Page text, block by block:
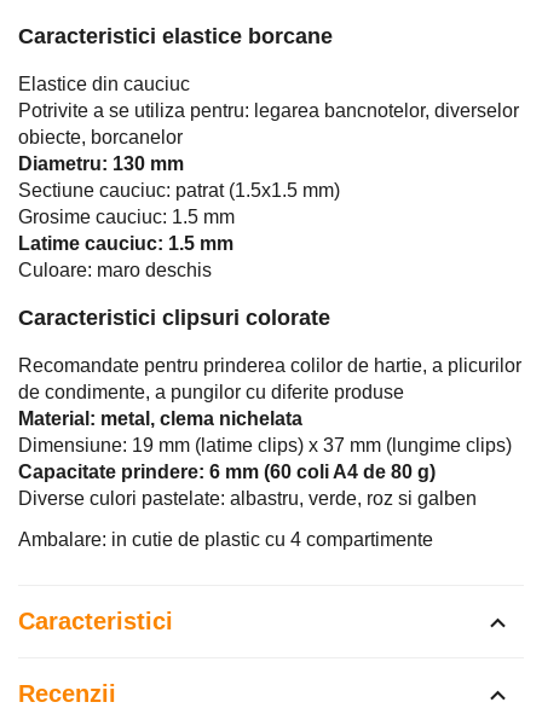
Caracteristici elastice borcane
Elastice din cauciuc
Potrivite a se utiliza pentru: legarea bancnotelor, diverselor
obiecte, borcanelor
Diametru: 130 mm
Sectiune cauciuc: patrat (1.5x1.5 mm)
Grosime cauciuc: 1.5 mm
Latime cauciuc: 1.5 mm
Culoare: maro deschis
Caracteristici clipsuri colorate
Recomandate pentru prinderea colilor de hartie, a plicurilor
de condimente, a pungilor cu diferite produse
Material: metal, clema nichelata
Dimensiune: 19 mm (latime clips) x 37 mm (lungime clips)
Capacitate prindere: 6 mm (60 coli A4 de 80 g)
Diverse culori pastelate: albastru, verde, roz si galben
Ambalare: in cutie de plastic cu 4 compartimente
Caracteristici
Recenzii